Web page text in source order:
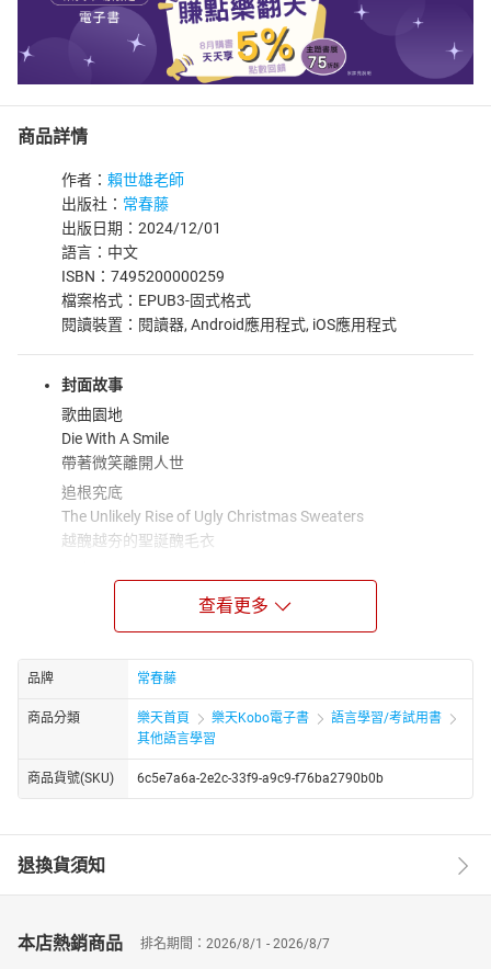
商品詳情
作者： 賴世雄老師
出版社： 常春藤
出版日期：2024/12/01
語言：中文
ISBN：7495200000259
檔案格式：EPUB3-固式格式
閱讀裝置：閱讀器, Android應用程式, iOS應用程式
封面故事
歌曲園地
Die With A Smile
帶著微笑離開人世
追根究底
The Unlikely Rise of Ugly Christmas Sweaters
越醜越夯的聖誕醜毛衣
Wisdom Teeth: Should They Stay or Should They Go?
拔，還是不拔？智齒的大哉問
A Beginner's Guide to Recognizing AI Art
逼逼！破解以假亂真的人工智慧圖片
雜誌介紹
～3500字 /
網際網路、旅遊、遊學、流行趨勢及生活對話為主題進行報
導，於學習英語同時另增加新知的吸收。著重『聽力』、
『口說』兩部份，以短文及會話(對話)交叉編排，既可培養讀
每天只要30分鐘，108課綱、英檢、商用英文、英文對話通通
查看更多
品牌 常春藤
商品分類 樂天首頁 樂天Kobo電子書
語言學習/考試用書
其他語言學習
商品貨號(SKU) 6c5e7a6a-2e2c-33f9-a9c9-f76ba2790b0b
退換貨須知
本店熱銷商品 排名期間：2026/8/1 - 2026/8/7